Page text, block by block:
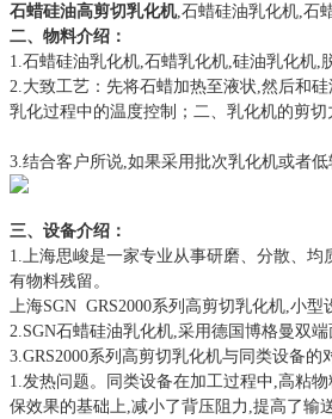
石蜡硅油高剪切乳化机,石蜡硅油乳化机,石
二、物料介绍：
1.石蜡硅油乳化机,石蜡乳化机,硅油乳化机,
2.大致工艺：先将石蜡加热至液状,然后和
乳化过程中的温度控制；二、乳化机的剪切
3.结合客户所说,如果采用批次乳化机或者
三、设备介绍：
1.上海思峻是一家专业从事研磨、分散、均
有物料残留。
上海SGN GRS2000系列高剪切乳化机,小
2.SGN石蜡硅油乳化机,采用德国博格曼双
3.GRS2000系列高剪切乳化机与同类设备的
1.发热问题。同类设备在加工过程中,高粘
保效果的基础上,减小了背压阻力,提高了输